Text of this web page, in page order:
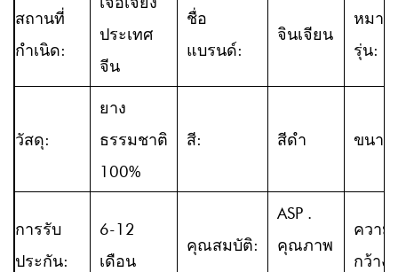
สถานที่
กำเนิด:
ประเทศ
จีน
ชื่อ
แบรนด์:
จินเจียน
หมาย
รุ่น:
วัสดุ:
ยาง
ธรรมชาติ
100%
สี: สีดำ ขนา
การรับ
ประกัน:
6-12
เดือน
คุณสมบัติ:
ASP .
คุณภาพ
ความ
กว้าง: